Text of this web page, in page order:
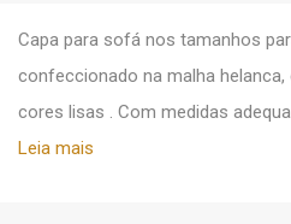
Capa para sofá nos tamanhos
confeccionado na malha
cores lisas . Com medidas
Leia mais